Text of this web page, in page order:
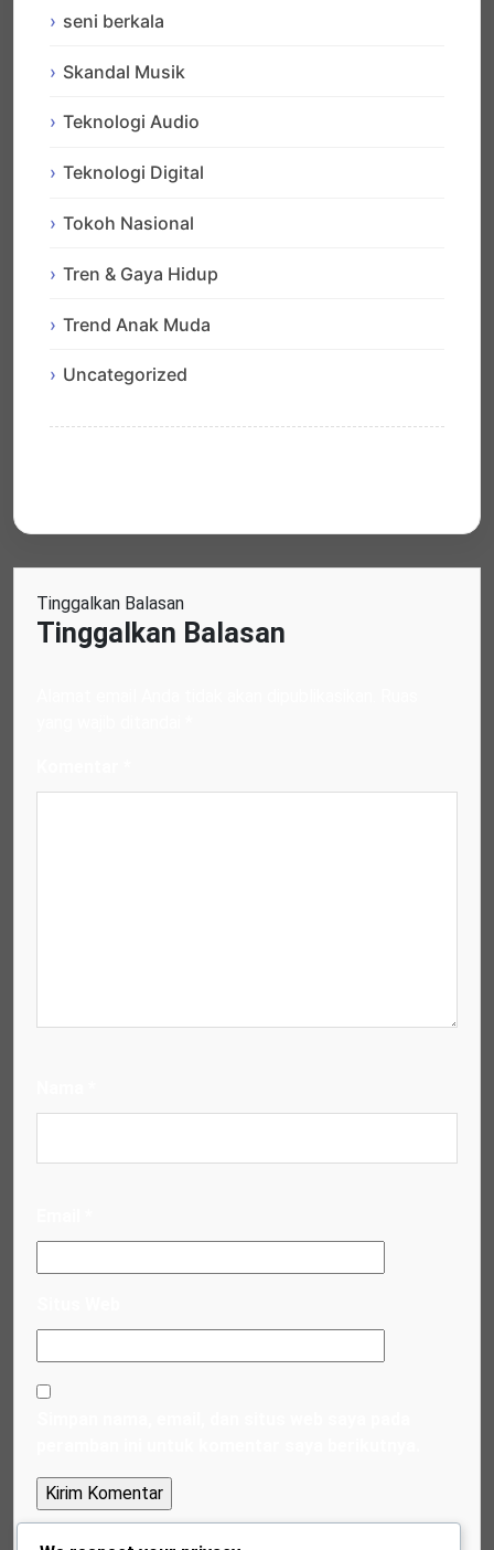
seni berkala
Skandal Musik
Teknologi Audio
Teknologi Digital
Tokoh Nasional
Tren & Gaya Hidup
Trend Anak Muda
Uncategorized
Tinggalkan Balasan
Tinggalkan Balasan